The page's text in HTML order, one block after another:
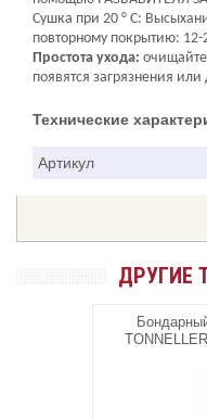
Сушка при 20 ° C:
повторному покрытию: 12-
Простота ухода: очищайте
появятся загрязнения или
Технические
Артикул
ДРУГИЕ